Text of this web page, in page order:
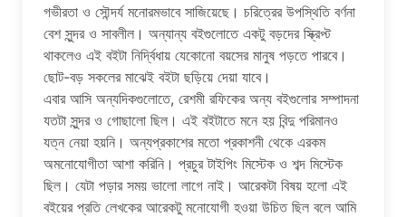
গভীরতা ও সৌন্দর্য মনোরমভাবে সাজিয়েছে। চরিত্রের উপস্থিতি বর্ণনা
বেশ সুন্দর ও সাবলীল। অন্যান্য বইগুলোতে একটু বড়দের স্ক্রিপ্ট
থাকলেও এই বইটা নির্দ্বিধায় যেকোনো বয়সের মানুষ পড়তে পারবে।
ছোট-বড় সকলের মাঝেই বইটা ছড়িয়ে দেয়া যাবে।
এবার আসি অন্যদিকগুলোতে, রেশমী রফিকের অন্য বইগুলোর সম্পাদনা
যতটা সুন্দর ও গোছালো ছিল। এই বইটাতে মনে হয় বিন্দু পরিমানও
যত্ন নেয়া হয়নি। অন্যপ্রকাশের মতো প্রকাশনী থেকে এরকম
অমনোযোগীতা আশা করিনি। প্রচুর টাইপিং মিস্টেক ও শব্দ মিস্টেক
ছিল। যেটা পড়ার সময় ভালো লাগে নাই। আরেকটা বিষয় হলো এই
বইয়ের প্রতি লেখকের আরেকটু মনোযোগী হওয়া উচিত ছিল বলে আমি